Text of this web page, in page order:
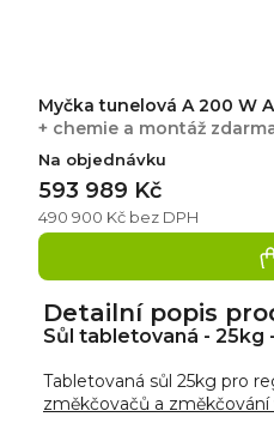
Myčka tunelová A 200 W
+ chemie a montáž
Na objednávku
490 900 Kč bez DPH
593 989 Kč
Detailní popis
Sůl tabletovaná - 25kg
Tabletovaná sůl 25kg pro
změkčovačů a změkčování